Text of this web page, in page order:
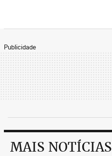
Publicidade
MAIS NOTÍCIAS